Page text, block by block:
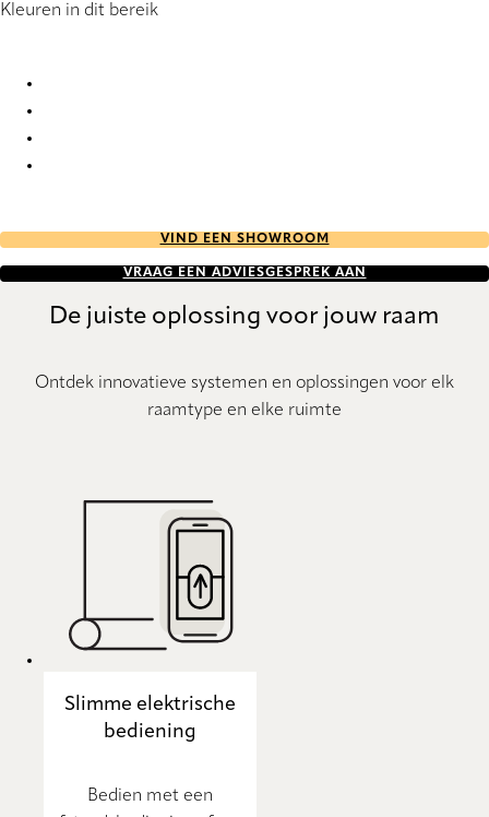
Kleuren in dit bereik
VIND EEN SHOWROOM
VRAAG EEN ADVIESGESPREK AAN
De juiste oplossing voor jouw raam
Ontdek innovatieve systemen en oplossingen voor elk
raamtype en elke ruimte
Slimme elektrische
bediening
Bedien met een